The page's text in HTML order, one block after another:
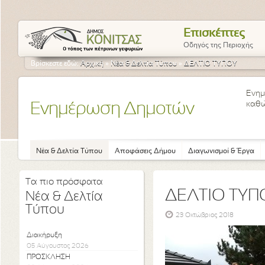
Επισκέπτες
Οδηγός της Περιοχής
Βρίσκεστε εδώ:Αρχική » Νέα & Δελτία Τύπου » ΔΕΛΤΙΟ ΤΥΠΟΥ
Ενημέρωση Δημοτών
Νέα & Δελτία Τύπου Αποφάσεις Δήμου Διαγωνισμοί & Έργα
Τα πιο πρόσφατα
Νέα & Δελτία
Τύπου
Διακήρυξη
05 Αύγουστος 2026
ΠΡΟΣΚΛΗΣΗ
ΔΕΛΤΙΟ
23 Οκτώβριος 2018